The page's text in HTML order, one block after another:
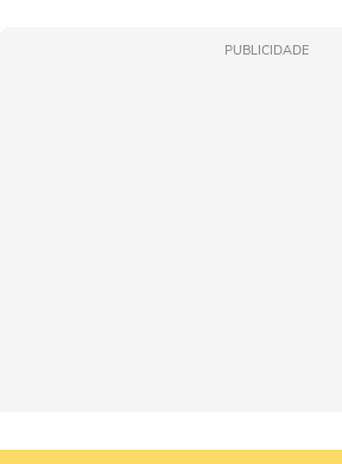
PUBLICIDADE